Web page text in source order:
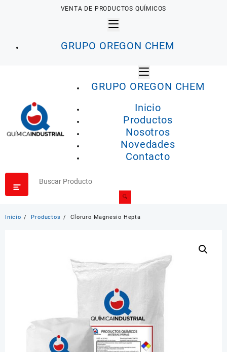
VENTA DE PRODUCTOS QUÍMICOS
GRUPO OREGON CHEM
GRUPO OREGON CHEM
Inicio
Productos
Nosotros
Novedades
Contacto
Inicio Productos Cloruro Magnesio Hepta